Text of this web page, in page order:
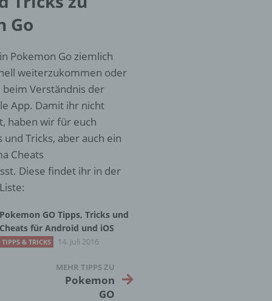
Go
Pokemon Go ziemlich
weiterzukommen oder
Verständnis der
App. Damit ihr nicht
haben wir für euch
und Tricks, aber auch ein
Cheats
Diese findet ihr in der
Pokemon GO Tipps, Tricks und
Cheats für Android und iOS
TIPPS & TRICKS 14. Juli 2016
MEHR TIPPS ZU
Pokemon
GO